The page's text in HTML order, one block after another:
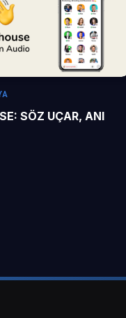
SÖZ UÇAR, ANI